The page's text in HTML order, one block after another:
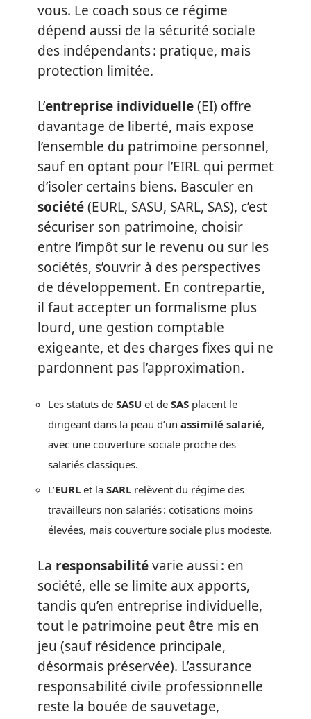
vous. Le coach sous ce régime
dépend aussi de la sécurité sociale
des indépendants : pratique, mais
protection limitée.
L’entreprise individuelle(EI) offre
davantage de liberté, mais expose
l’ensemble du patrimoine personnel,
sauf en optant pour l’EIRL qui permet
d’isoler certains biens. Basculer en
société(EURL, SASU, SARL, SAS), c’est
sécuriser son patrimoine, choisir
entre l’impôt sur le revenu ou sur les
sociétés, s’ouvrir à des perspectives
de développement. En contrepartie,
il faut accepter un formalisme plus
lourd, une gestion comptable
exigeante, et des charges fixes qui ne
pardonnent pas l’approximation.
Les statuts de SASU et de SAS placent le
dirigeant dans la peau d’un assimilé salarié,
avec une couverture sociale proche des
salariés classiques.
L’EURL et la SARL relèvent du régime des
travailleurs non salariés : cotisations moins
élevées, mais couverture sociale plus modeste.
La responsabilitévarie aussi : en
société, elle se limite aux apports,
tandis qu’en entreprise individuelle,
tout le patrimoine peut être mis en
jeu (sauf résidence principale,
désormais préservée). L’assurance
responsabilité civile professionnelle
reste la bouée de sauvetage,